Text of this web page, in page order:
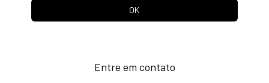
Entre em contato